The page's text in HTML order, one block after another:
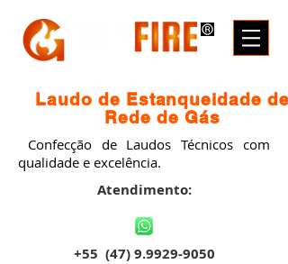
Laudo de Estanqueidade de
Rede de Gás
Confecção de Laudos Técnicos com
qualidade e excelência.
Atendimento:
+55 (47) 9.9929-9050